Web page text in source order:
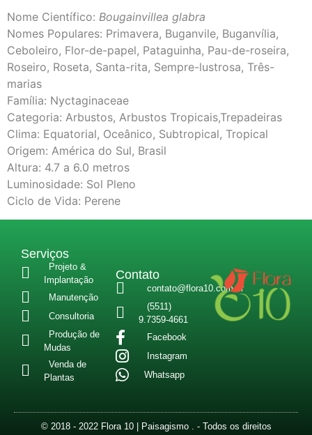
Nome Científico: Bougainvillea glabra
Nomes Populares: Primavera, Buganvile, Buganvília,
Ceboleiro, Flor-de-papel, Pataguinha, Pau-de-roseira,
Roseiro, Roseta, Santa-rita, Sempre-lustrosa, Três-
marias
Família: Nyctaginaceae
Categoria: Arbustos, Arbustos Tropicais,Trepadeiras
Clima: Equatorial, Oceânico, Subtropical, Tropical
Origem: América do Sul, Brasil
Altura: 4.7 a 6.0 metros
Luminosidade: Sol Pleno
Ciclo de Vida: Perene
Serviços
Projeto &
Implantação
Manutenção
Consultoria
Produção de
Mudas
Venda de
Plantas
Contato
contato@flora10.com.br
(5511)
9.7359-4661
Facebook
Instagram
Whatsapp
© 2018 - 2022 Flora 10 | Paisagismo . - Todos os direitos